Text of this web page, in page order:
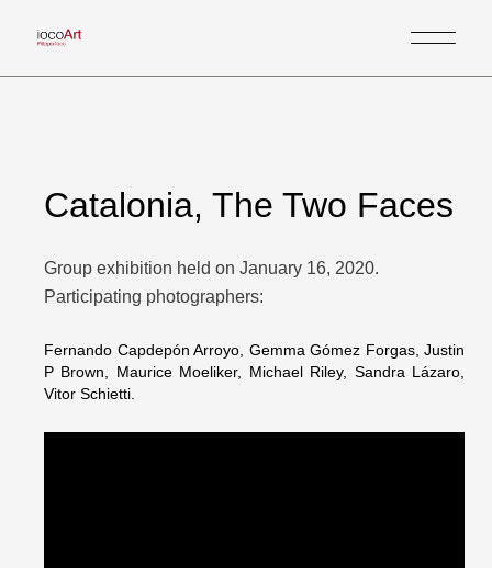
Catalonia, The Two Faces
Group exhibition held on January 16, 2020.
Participating photographers:
Fernando Capdepón Arroyo, Gemma Gómez Forgas, Justin
P Brown, Maurice Moeliker, Michael Riley, Sandra Lázaro,
Vitor Schietti.